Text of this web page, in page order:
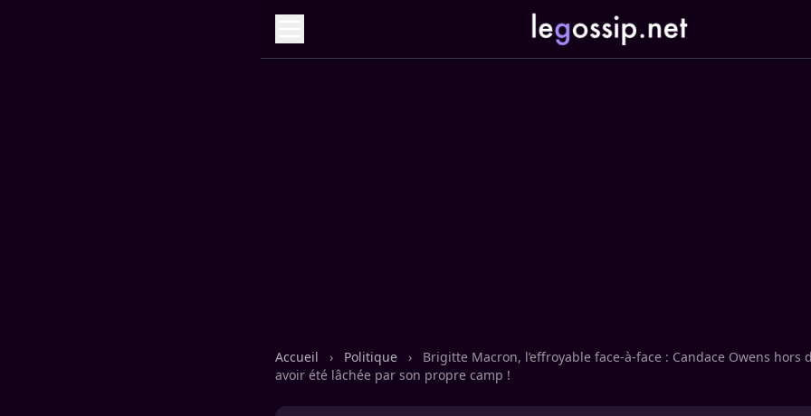
Accueil › Politique ›
Brigitte Macron, l’effroyable face-à-face : Candace Owens hors
avoir été lâchée par son propre camp !